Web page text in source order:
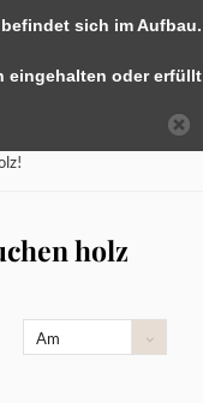
holz
Am
sich im Aufbau.
eingehalten oder erfüllt